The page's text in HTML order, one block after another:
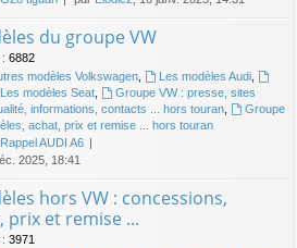
du groupe VW
: 6882
modèles Volkswagen, Les modèles Audi,
Les modèles Seat,
Groupe VW : presse, sites
informations, contacts ... hors touran
Groupe
achat, prix et remise ... hors touran
AUDI A6
2025, 18:41
hors VW : concessions,
prix et remise ...
: 3971